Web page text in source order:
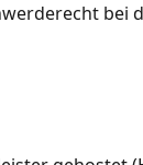
bei